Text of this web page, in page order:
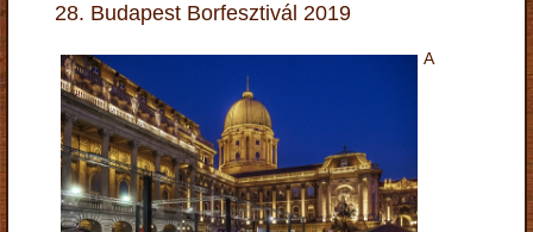
28. Budapest Borfesztivál 2019
A